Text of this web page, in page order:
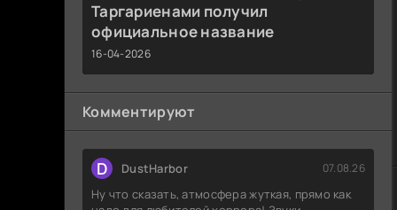
Таргариенами получил
официальное название
16-04-2026
Комментируют
D DustHarbor 07.08.26
Ну что сказать, атмосфера жуткая, прямо как